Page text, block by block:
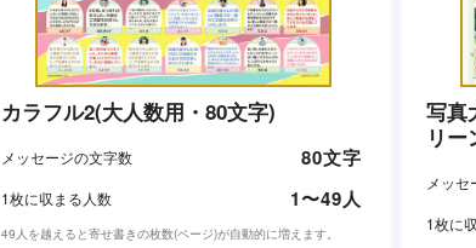
カラフル2(大人数用・80文字)
メッセージの文字数 80文字
1枚に収まる人数 1〜49人
49人を越えると寄せ書きの枚数(ページ)が自動的に増えます。
写真
リー
メッ
1枚に